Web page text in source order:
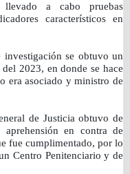
llevado a cabo pruebas
característicos en
investigación se obtuvo un
2023, en donde se hace
era asociado y ministro de
de Justicia obtuvo de
en contra de
fue cumplimentado, por lo
Centro Penitenciario y de